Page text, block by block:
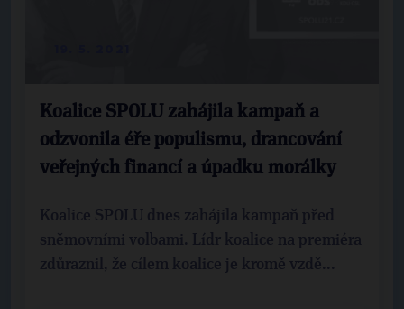
Koalice SPOLU zahájila kampaň a
odzvonila éře populismu, drancování
veřejných financí a úpadku morálky
Koalice SPOLU dnes zahájila kampaň před
sněmovními volbami. Lídr koalice na premiéra
zdůraznil, že cílem koalice je kromě vzdě...